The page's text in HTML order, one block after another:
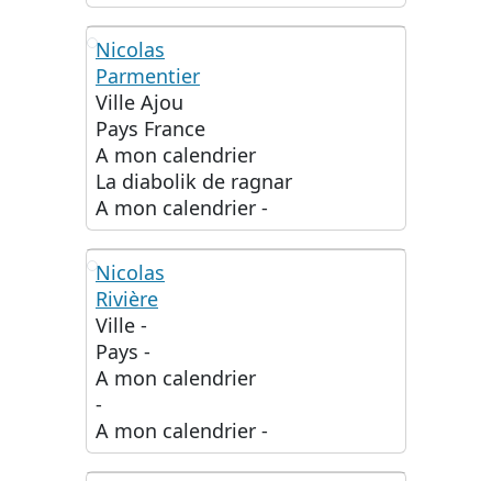
NP
Nicolas
Parmentier
Ville Ajou
Pays France
A mon calendrier
La diabolik de ragnar
A mon calendrier -
NR
Nicolas
Rivière
Ville -
Pays -
A mon calendrier
-
A mon calendrier -